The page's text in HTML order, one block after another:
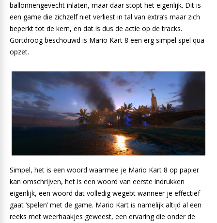
ballonnengevecht inlaten, maar daar stopt het eigenlijk. Dit is
een game die zichzelf niet verliest in tal van extra’s maar zich
beperkt tot de kern, en dat is dus de actie op de tracks.
Gortdroog beschouwd is Mario Kart 8 een erg simpel spel qua
opzet.
Simpel, het is een woord waarmee je Mario Kart 8 op papier
kan omschrijven, het is een woord van eerste indrukken
eigenlijk, een woord dat volledig wegebt wanneer je effectief
gaat ‘spelen’ met de game. Mario Kart is namelijk altijd al een
reeks met weerhaakjes geweest, een ervaring die onder de